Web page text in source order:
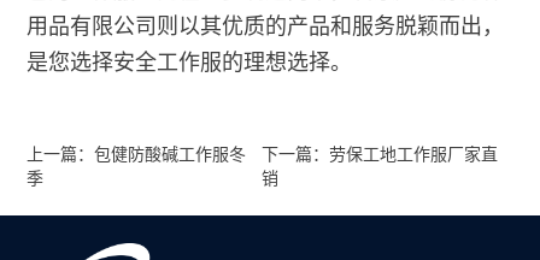
用品有限公司则以其优质的产品和服务脱颖而出，
是您选择安全工作服的理想选择。
上一篇：包健防酸碱工作服冬
季
下一篇：劳保工地工作服厂家直
销